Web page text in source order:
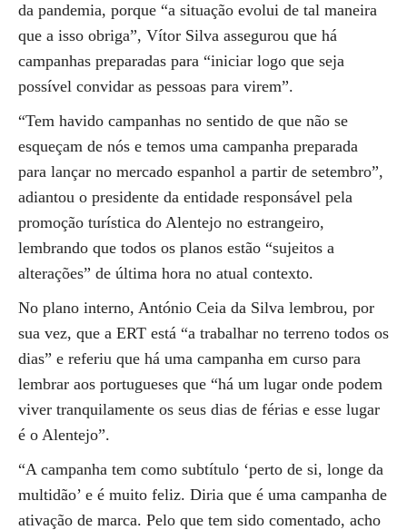
da pandemia, porque “a situação evolui de tal maneira
que a isso obriga”, Vítor Silva assegurou que há
campanhas preparadas para “iniciar logo que seja
possível convidar as pessoas para virem”.
“Tem havido campanhas no sentido de que não se
esqueçam de nós e temos uma campanha preparada
para lançar no mercado espanhol a partir de setembro”,
adiantou o presidente da entidade responsável pela
promoção turística do Alentejo no estrangeiro,
lembrando que todos os planos estão “sujeitos a
alterações” de última hora no atual contexto.
No plano interno, António Ceia da Silva lembrou, por
sua vez, que a ERT está “a trabalhar no terreno todos os
dias” e referiu que há uma campanha em curso para
lembrar aos portugueses que “há um lugar onde podem
viver tranquilamente os seus dias de férias e esse lugar
é o Alentejo”.
“A campanha tem como subtítulo ‘perto de si, longe da
multidão’ e é muito feliz. Diria que é uma campanha de
ativação de marca. Pelo que tem sido comentado, acho